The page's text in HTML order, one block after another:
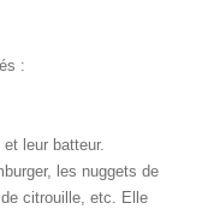
:
leur batteur.
les nuggets de
citrouille, etc. Elle